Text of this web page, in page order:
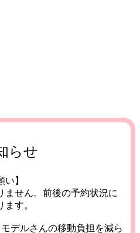
らせ
】
せん。前後の予約状況に
す。
デルさんの移動負担を減ら